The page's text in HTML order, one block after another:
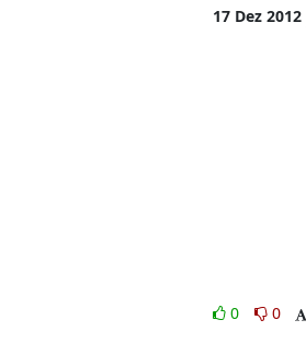
17 Dez 2012
0
0